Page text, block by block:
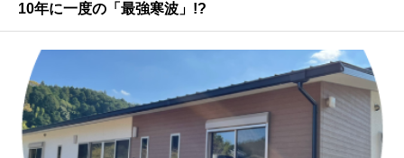
10年に一度の「最強寒波」!?